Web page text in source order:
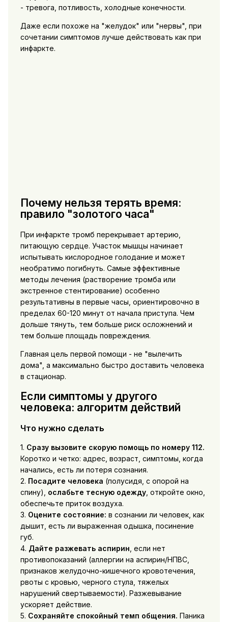
- тревога, потливость, холодные конечности.
Даже если похоже на "желудок" или "нервы", при
сочетании симптомов лучше действовать как при
инфаркте.
Почему нельзя терять время:
правило "золотого часа"
При инфаркте тромб перекрывает артерию,
питающую сердце. Участок мышцы начинает
испытывать кислородное голодание и может
необратимо погибнуть. Самые эффективные
методы лечения (растворение тромба или
экстренное стентирование) особенно
результативны в первые часы, ориентировочно в
пределах 60-120 минут от начала приступа. Чем
дольше тянуть, тем больше риск осложнений и
тем больше площадь повреждения.
Главная цель первой помощи - не "вылечить
дома", а максимально быстро доставить человека
в стационар.
Если симптомы у другого
человека: алгоритм действий
Что нужно сделать
1. Сразу вызовите скорую помощь по номеру 112.
Коротко и четко: адрес, возраст, симптомы, когда
начались, есть ли потеря сознания.
2. Посадите человека (полусидя, с опорой на
спину), ослабьте тесную одежду, откройте окно,
обеспечьте приток воздуха.
3. Оцените состояние: в сознании ли человек, как
дышит, есть ли выраженная одышка, посинение
губ.
4. Дайте разжевать аспирин , если нет
противопоказаний (аллергии на аспирин/НПВС,
признаков желудочно-кишечного кровотечения,
рвоты с кровью, черного стула, тяжелых
нарушений свертываемости). Разжевывание
ускоряет действие.
5. Сохраняйте спокойный темп общения. Паника